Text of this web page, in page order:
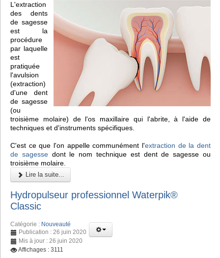
L'extraction
des dents
de sagesse
est la
procédure
par laquelle
est
pratiquée
l'avulsion
(extraction)
d'une dent
de sagesse
(ou
troisième molaire) de l'os maxillaire qui l'abrite, à l'aide de
techniques et d'instruments spécifiques.
C'est ce que l'on appelle communément l'extraction de la dent
de sagessedont le nom technique est dent de sagesse ou
troisième molaire.
Lire la suite...
Hydropulseur professionnel Waterpik®
Classic
Catégorie : Nouveauté
Publication : 26 juin 2020
Mis à jour : 26 juin 2020
Affichages : 3111